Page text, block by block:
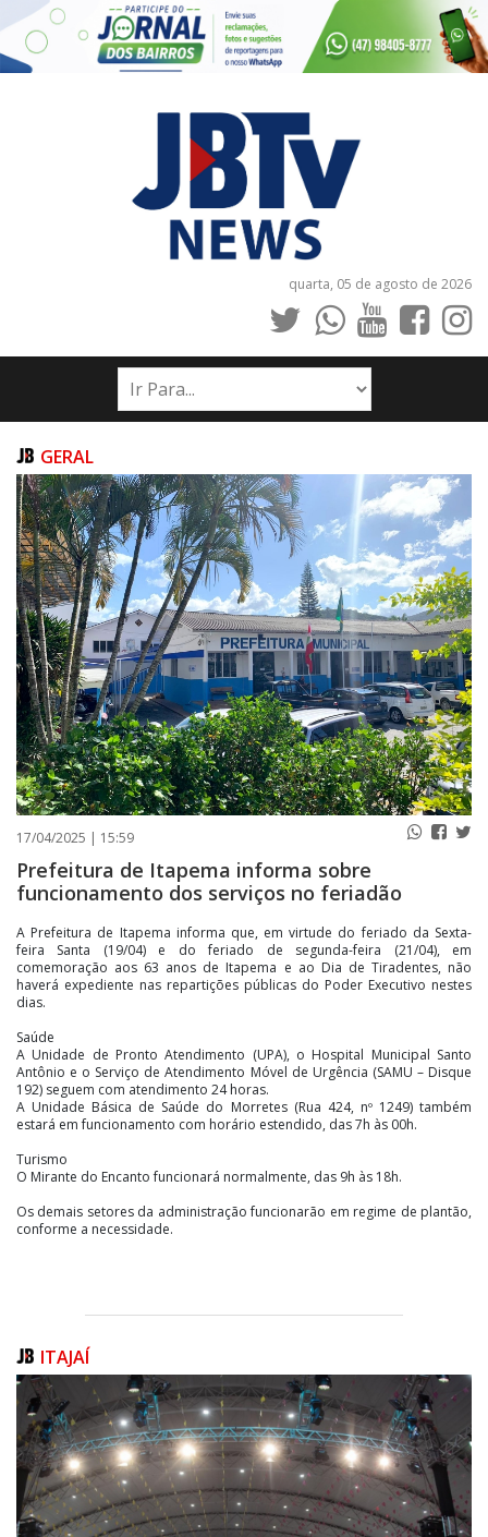
quarta, 05 de agosto de 2026
INÍCIO
NOTÍCIAS
PUBLICAÇÕES LEGAIS
CONTATO
GERAL
17/04/2025 | 15:59
Prefeitura de Itapema informa sobre
funcionamento dos serviços no feriadão
A Prefeitura de Itapema informa que, em virtude do feriado da Sexta-
feira Santa (19/04) e do feriado de segunda-feira (21/04), em
comemoração aos 63 anos de Itapema e ao Dia de Tiradentes, não
haverá expediente nas repartições públicas do Poder Executivo nestes
dias.
Saúde
A Unidade de Pronto Atendimento (UPA), o Hospital Municipal Santo
Antônio e o Serviço de Atendimento Móvel de Urgência (SAMU – Disque
192) seguem com atendimento 24 horas.
A Unidade Básica de Saúde do Morretes (Rua 424, nº 1249) também
estará em funcionamento com horário estendido, das 7h às 00h.
Turismo
O Mirante do Encanto funcionará normalmente, das 9h às 18h.
Os demais setores da administração funcionarão em regime de plantão,
conforme a necessidade.
ITAJAÍ